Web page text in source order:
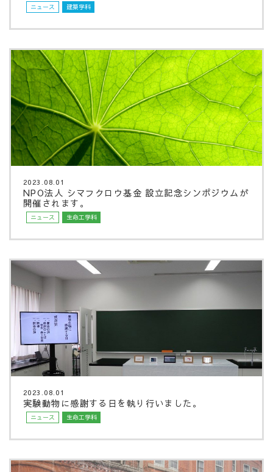
ニュース 建築学科
2023.08.01
NPO法人 シマフクロウ基金 設立記念シンポジウムが
開催されます。
ニュース 生命工学科
2023.08.01
実験動物に感謝する日を執り行いました。
ニュース 生命工学科